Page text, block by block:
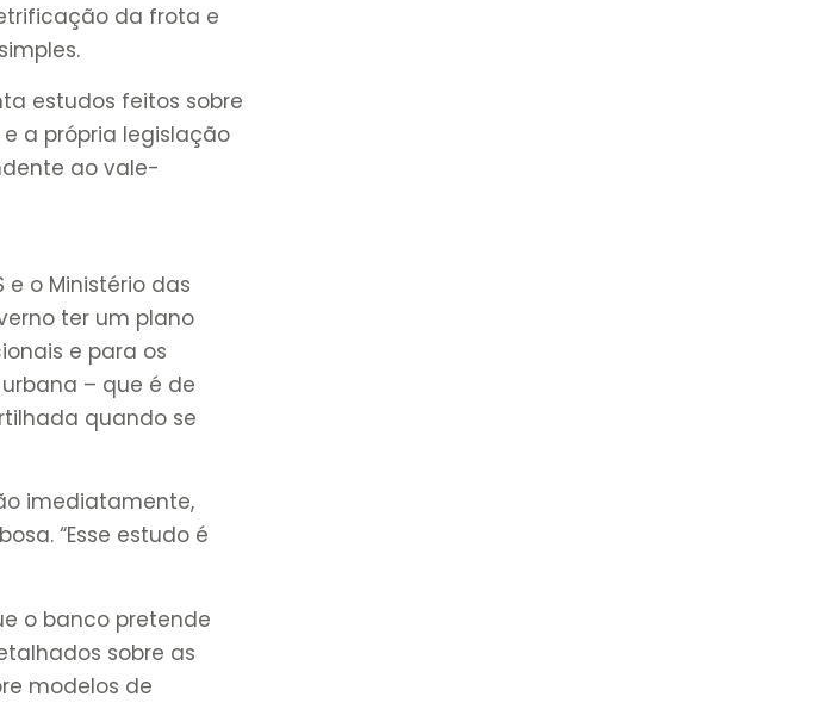
da frota e
estudos feitos sobre
a própria legislação
ao vale-
e o Ministério das
ter um plano
e para os
– que é de
quando se
imediatamente,
“Esse estudo é
o banco pretende
sobre as
modelos de